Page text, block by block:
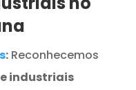
:Reconhecemos
industriais